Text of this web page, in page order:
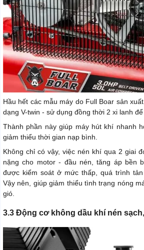
Hầu hết các mẫu máy do Full Boar sản
dạng V-twin - sử dụng đồng thời 2 xi lanh
Thành phần này giúp máy hút khí nhanh
giảm thiểu thời gian nạp bình.
Không chỉ có vậy, việc nén khí qua 2 giai
nặng cho motor - đầu nén, tăng áp bền
được kiểm soát ở mức thấp, quá trình
Vậy nên, giúp giảm thiểu tình trạng nóng
gió.
3.3 Động cơ không dầu khí nén